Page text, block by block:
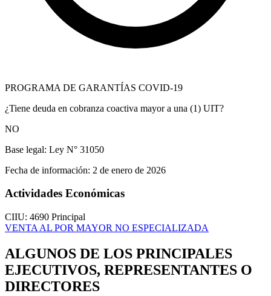
PROGRAMA DE GARANTÍAS COVID-19
¿Tiene deuda en cobranza coactiva mayor a una (1) UIT?
NO
Base legal: Ley N° 31050
Fecha de información: 2 de enero de 2026
Actividades Económicas
CIIU: 4690 Principal
VENTA AL POR MAYOR NO ESPECIALIZADA
ALGUNOS DE LOS PRINCIPALES
EJECUTIVOS, REPRESENTANTES O
DIRECTORES